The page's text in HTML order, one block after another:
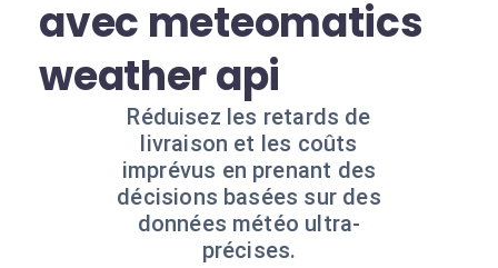
avec meteomatics
weather api
Réduisez les retards de
livraison et les coûts
imprévus en prenant des
décisions basées sur des
données météo ultra-
précises.